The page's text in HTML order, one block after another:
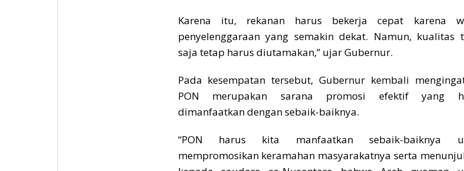
Karena itu, rekanan harus bekerja cepat karena
penyelenggaraan yang semakin dekat. Namun, kualitas
saja tetap harus diutamakan,” ujar Gubernur.
Pada kesempatan tersebut, Gubernur kembali
PON merupakan sarana promosi efektif yang
dimanfaatkan dengan sebaik-baiknya.
“PON harus kita manfaatkan sebaik-baiknya
mempromosikan keramahan masyarakatnya serta